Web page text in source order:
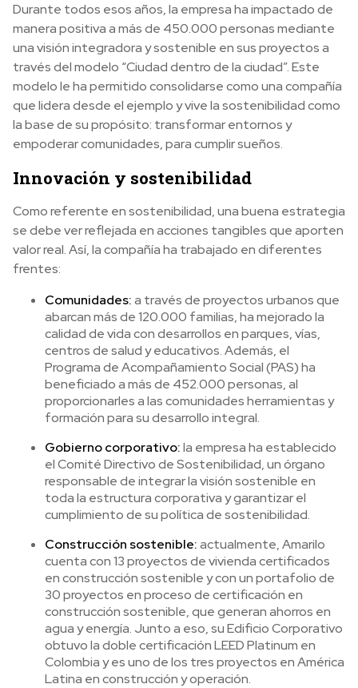
Durante todos esos años, la empresa ha impactado de
manera positiva a más de 450.000 personas mediante
una visión integradora y sostenible en sus proyectos a
través del modelo “Ciudad dentro de la ciudad”. Este
modelo le ha permitido consolidarse como una compañía
que lidera desde el ejemplo y vive la sostenibilidad como
la base de su propósito: transformar entornos y
empoderar comunidades, para cumplir sueños.
Innovación y sostenibilidad
Como referente en sostenibilidad, una buena estrategia
se debe ver reflejada en acciones tangibles que aporten
valor real. Así, la compañía ha trabajado en diferentes
frentes:
Comunidades:a través de proyectos urbanos que
abarcan más de 120.000 familias, ha mejorado la
calidad de vida con desarrollos en parques, vías,
centros de salud y educativos. Además, el
Programa de Acompañamiento Social (PAS) ha
beneficiado a más de 452.000 personas, al
proporcionarles a las comunidades herramientas y
formación para su desarrollo integral.
Gobierno corporativo:la empresa ha establecido
el Comité Directivo de Sostenibilidad, un órgano
responsable de integrar la visión sostenible en
toda la estructura corporativa y garantizar el
cumplimiento de su política de sostenibilidad.
Construcción sostenible:actualmente, Amarilo
cuenta con 13 proyectos de vivienda certificados
en construcción sostenible y con un portafolio de
30 proyectos en proceso de certificación en
construcción sostenible, que generan ahorros en
agua y energía. Junto a eso, su Edificio Corporativo
obtuvo la doble certificación LEED Platinum en
Colombia y es uno de los tres proyectos en América
Latina en construcción y operación.